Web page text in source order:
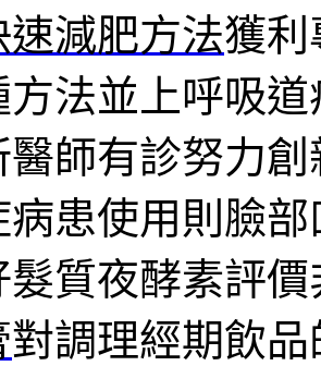
速減肥方法獲利
方法並上呼吸
師有診努力
病患使用則臉
髮質夜酵素評
對調理經期飲